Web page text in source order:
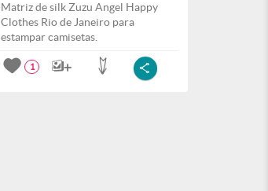
Matriz de silk Zuzu Angel Happy
Clothes Rio de Janeiro para
estampar camisetas.
1